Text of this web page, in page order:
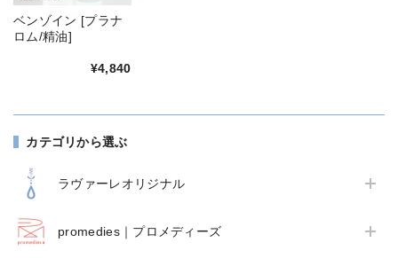
カテゴリから選ぶ
ラヴァーレオリジナル
promedies｜プロメディーズ
ベンゾイン [プラナ
ロム/精油]
¥4,840